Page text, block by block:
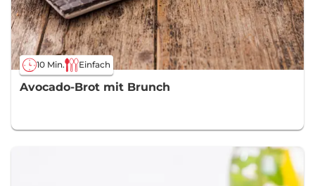
10 Min. Einfach
Avocado-Brot mit Brunch